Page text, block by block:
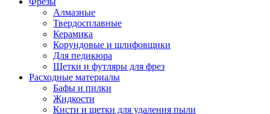
Алмазные
Твердосплавные
Керамика
Корундовые и шлифовщики
Для педикюра
Щетки и футляры для фрез
Расходные материалы
Бафы и пилки
Жидкости
Кисти и щетки для удаления пыли